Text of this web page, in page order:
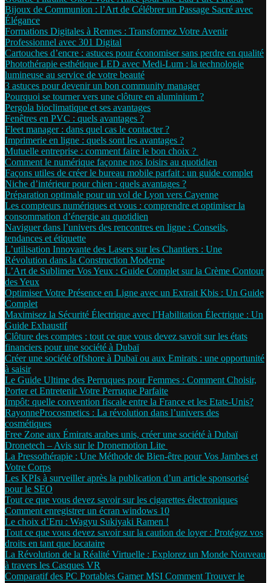
Bijoux de Communion : l’Art de Célébrer un Passage Sacré avec
Élégance
Formations Digitales à Rennes : Transformez Votre Avenir
Professionnel avec 301 Digital
Cartouches d’encre : astuces pour économiser sans perdre en qualité
Photothérapie esthétique LED avec Medi-Lum : la technologie
lumineuse au service de votre beauté
3 astuces pour devenir un bon community manager
Pourquoi se tourner vers une clôture en aluminium ?
Pergola bioclimatique et ses avantages
Fenêtres en PVC : quels avantages ?
Fleet manager : dans quel cas le contacter ?
Imprimerie en ligne : quels sont les avantages ?
Mutuelle entreprise : comment faire le bon choix ?
Comment le numérique façonne nos loisirs au quotidien
Façons utiles de créer le bureau mobile parfait : un guide complet
Niche d’intérieur pour chien : quels avantages ?
Préparation optimale pour un vol de Lyon vers Cayenne
Les compteurs numériques et vous : comprendre et optimiser la
consommation d’énergie au quotidien
Naviguer dans l’univers des rencontres en ligne : Conseils,
tendances et étiquette
L’utilisation Innovante des Lasers sur les Chantiers : Une
Révolution dans la Construction Moderne
L’Art de Sublimer Vos Yeux : Guide Complet sur la Crème Contour
des Yeux
Optimiser Votre Présence en Ligne avec un Extrait Kbis : Un Guide
Complet
Maximisez la Sécurité Électrique avec l’Habilitation Électrique : Un
Guide Exhaustif
Clôture des comptes : tout ce que vous devez savoit sur les états
financiers pour une société à Dubaï
Créer une société offshore à Dubaï ou aux Emirats : une opportunité
à saisir
Le Guide Ultime des Perruques pour Femmes : Comment Choisir,
Porter et Entretenir Votre Perruque Parfaite
Impôt: quelle convention fiscale entre la France et les Etats-Unis?
RayonneProcosmetics : La révolution dans l’univers des
cosmétiques
Free Zone aux Émirats arabes unis, créer une société à Dubaï
Dronetech – Avis sur le Dronemotion Lite
La Pressothérapie : Une Méthode de Bien-être pour Vos Jambes et
Votre Corps
Les KPIs à surveiller après la publication d’un article sponsorisé
pour le SEO
Tout ce que vous devez savoir sur les cigarettes électroniques
Comment enregistrer un écran windows 10
Le choix d’Eru : Wagyu Sukiyaki Ramen !
Tout ce que vous devez savoir sur la caution de loyer : Protégez vos
droits en tant que locataire
La Révolution de la Réalité Virtuelle : Explorez un Monde Nouveau
à travers les Casques VR
Comparatif des PC Portables Gamer MSI Comment Trouver le